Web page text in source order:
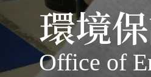
環境
Office of